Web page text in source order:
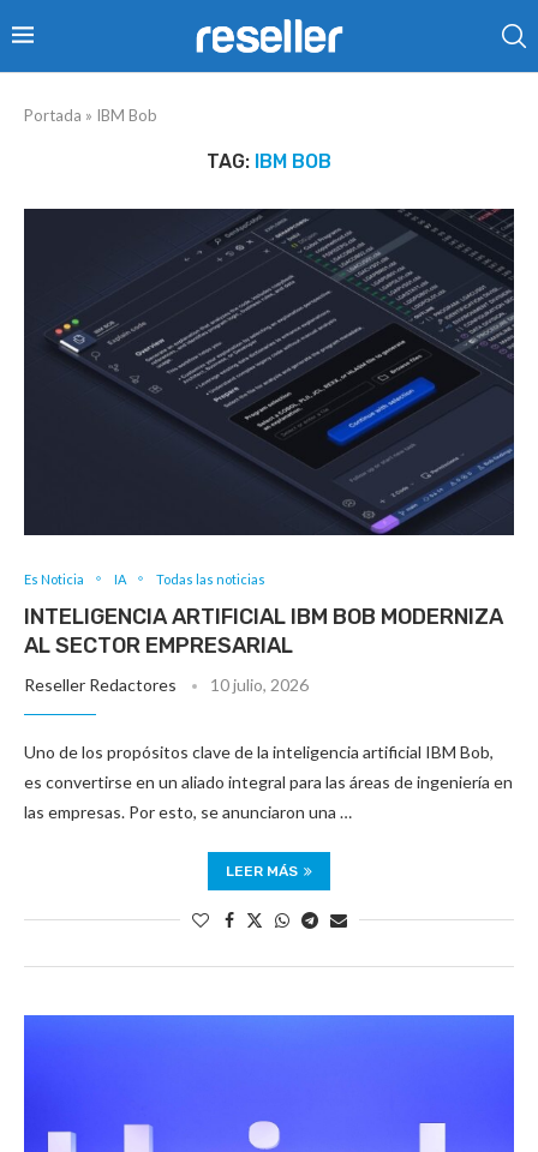
Portada » IBM Bob
TAG: IBM BOB
Es Noticia IA Todas las noticias
INTELIGENCIA ARTIFICIAL IBM BOB MODERNIZA
AL SECTOR EMPRESARIAL
Reseller Redactores 10 julio, 2026
Uno de los propósitos clave de la inteligencia artificial IBM Bob,
es convertirse en un aliado integral para las áreas de ingeniería en
las empresas. Por esto, se anunciaron una …
LEER MÁS